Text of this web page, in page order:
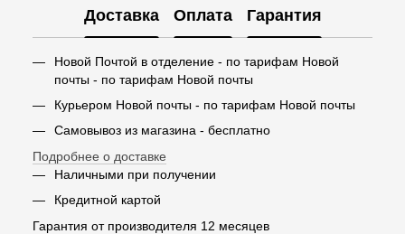
Доставка Оплата Гарантия
Новой Почтой в отделение - по тарифам Новой
почты - по тарифам Новой почты
Курьером Новой почты - по тарифам Новой почты
Самовывоз из магазина - бесплатно
Подробнее о доставке
Наличными при получении
Кредитной картой
Гарантия от производителя 12 месяцев